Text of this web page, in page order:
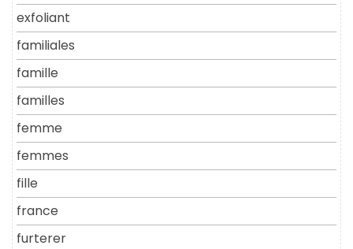
exfoliant
familiales
famille
familles
femme
femmes
fille
france
furterer